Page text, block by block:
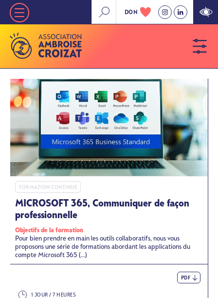
Aller
principal
Nav
principale
»
Niveau
1
DON
FORMATION CONTINUE
MICROSOFT 365, Communiquer de façon
professionnelle
Objectifs de la formation
Pour bien prendre en main les outils collaboratifs, nous vous
proposons une série de formations abordant les applications du
compte Microsoft 365 (...)
PDF
1 JOUR / 7 HEURES